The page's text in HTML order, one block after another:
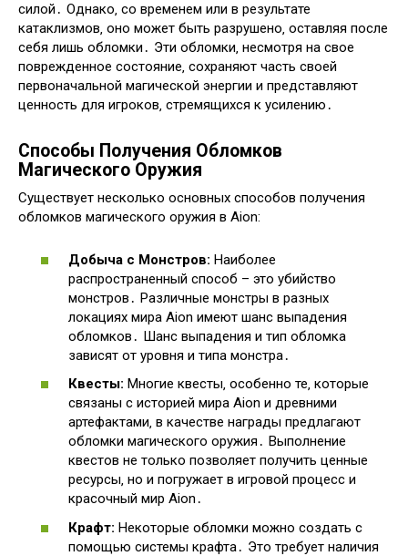
силой․ Однако‚ со временем или в результате
катаклизмов‚ оно может быть разрушено‚ оставляя после
себя лишь обломки․ Эти обломки‚ несмотря на свое
поврежденное состояние‚ сохраняют часть своей
первоначальной магической энергии и представляют
ценность для игроков‚ стремящихся к усилению․
Способы Получения Обломков
Магического Оружия
Существует несколько основных способов получения
обломков магического оружия в Aion:
Добыча с Монстров: Наиболее
распространенный способ – это убийство
монстров․ Различные монстры в разных
локациях мира Aion имеют шанс выпадения
обломков․ Шанс выпадения и тип обломка
зависят от уровня и типа монстра․
Квесты: Многие квесты‚ особенно те‚ которые
связаны с историей мира Aion и древними
артефактами‚ в качестве награды предлагают
обломки магического оружия․ Выполнение
квестов не только позволяет получить ценные
ресурсы‚ но и погружает в игровой процесс и
красочный мир Aion․
Крафт: Некоторые обломки можно создать с
помощью системы крафта․ Это требует наличия